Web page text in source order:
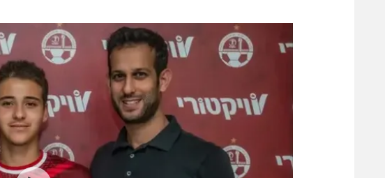
תקנון משתתפים וזוכים בפרסים
תקנון עבור פעילות אלקטרה
תקנון עבור פעילות ספורט 1 – "מרלן"
תנאי שימוש
הפועל תל אביב
הפועל חיפה
הפועל באר שבע
מכבי נתניה
בני יהודה